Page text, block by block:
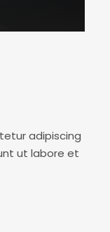
magna
adipiscing
ut labore et